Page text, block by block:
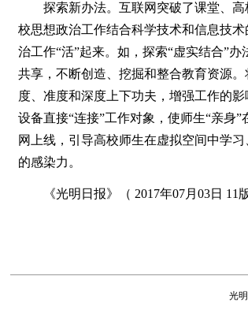
探索新办法。互联网突破了课堂、高
校思想政治工作结合科学技术和信息技
治工作“活”起来。如，探索“虚实结合”
共享，不断创造、挖掘和整合教育资源
度、准度和深度上下功夫，增强工作的
设备直接“连接”工作对象，使师生“亲身
网上线，引导高校师生在虚拟空间中学
的感染力。
《光明日报》（ 2017年07月03日 11版
光